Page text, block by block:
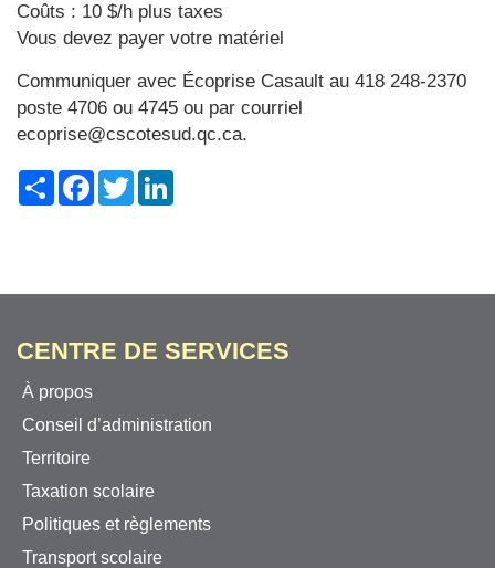
Coûts : 10 $/h plus taxes
Vous devez payer votre matériel
Communiquer avec Écoprise Casault au 418 248-2370
poste 4706 ou 4745 ou par courriel
ecoprise@cscotesud.qc.ca.
ShareFacebook
Twitter
CENTRE DE SERVICES
À propos
Conseil d’administration
Territoire
Taxation scolaire
Politiques et règlements
Transport scolaire